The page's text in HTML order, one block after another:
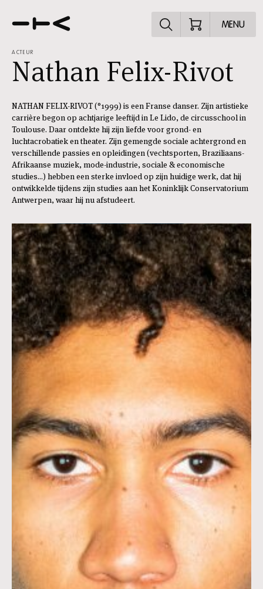
Ontdek het
MENU
ACTEUR
Nathan Felix-Rivot
NATHAN FELIX-RIVOT (°1999) is een Franse danser. Zijn artistieke
carrière begon op achtjarige leeftijd in Le Lido, de circusschool in
Toulouse. Daar ontdekte hij zijn liefde voor grond- en
luchtacrobatiek en theater. Zijn gemengde sociale achtergrond en
verschillende passies en opleidingen (vechtsporten, Braziliaans-
Afrikaanse muziek, mode-industrie, sociale & economische
studies...) hebben een sterke invloed op zijn huidige werk, dat hij
ontwikkelde tijdens zijn studies aan het Koninklijk Conservatorium
Antwerpen, waar hij nu afstudeert.